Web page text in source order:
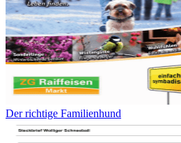
Der richtige Familienhund